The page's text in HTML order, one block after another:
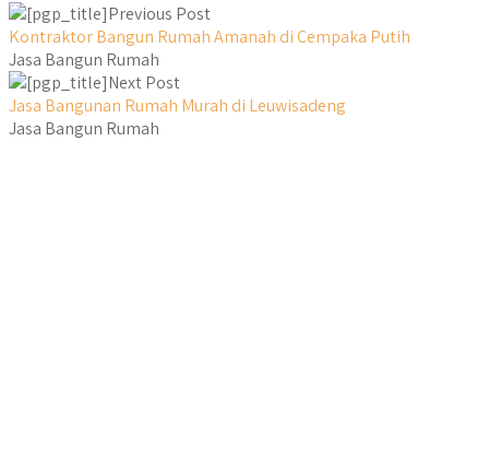
Previous Post
Kontraktor Bangun Rumah Amanah di Cempaka Putih
Jasa Bangun Rumah
Next Post
Jasa Bangunan Rumah Murah di Leuwisadeng
Jasa Bangun Rumah